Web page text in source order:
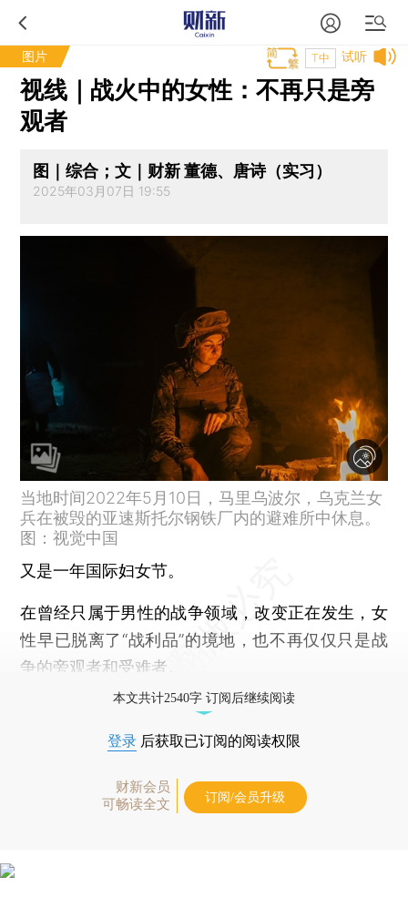
图片 试听
T中
视线｜战火中的女性：不再只是旁
观者
图｜综合；文｜财新 董德、唐诗（实习）
2025年03月07日 19:55
当地时间2022年5月10日，马里乌波尔，乌克兰女
兵在被毁的亚速斯托尔钢铁厂内的避难所中休息。
图：视觉中国
又是一年国际妇女节。
在曾经只属于男性的战争领域，改变正在发生，女
性早已脱离了“战利品”的境地，也不再仅仅只是战
争的旁观者和受难者。
本文共计2540字 订阅后继续阅读
登录 后获取已订阅的阅读权限
财新会员
可畅读全文
订阅/会员升级